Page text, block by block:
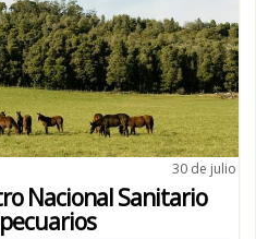
30 de julio
Nacional Sanitario